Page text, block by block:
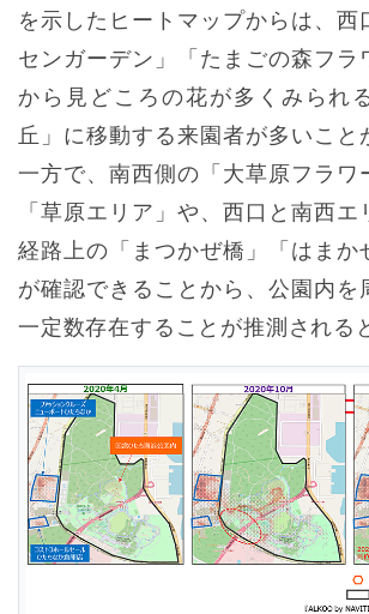
を示したヒートマップからは、西
センガーデン」「たまごの森フラ
から見どころの花が多くみられ
丘」に移動する来園者が多いこと
一方で、南西側の「大草原フラワ
「草原エリア」や、西口と南西
経路上の「まつかぜ橋」「はまか
が確認できることから、公園内を
一定数存在することが推測される